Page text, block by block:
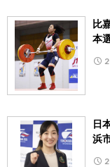
比
本
日
浜